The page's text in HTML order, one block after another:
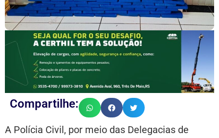
Compartilhe:
A Polícia Civil, por meio das Delegacias de